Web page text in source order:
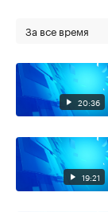
За все время
20:36
19:21